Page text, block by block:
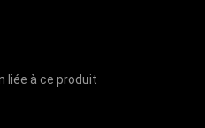
liée à ce produit